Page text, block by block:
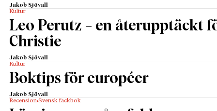
Jakob Sjövall
Kultur
Leo Perutz – en återupptäckt
Christie
Jakob Sjövall
Kultur
Boktips för européer
Jakob Sjövall
Recension Svensk fackbok